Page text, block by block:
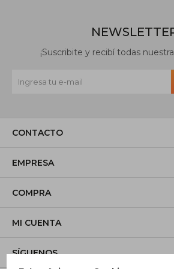
CONTACTO
EMPRESA
COMPRA
MI CUENTA
SÍGUENOS
¡Suscribite y recibí todas